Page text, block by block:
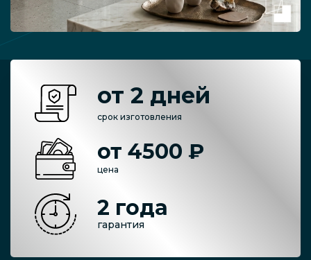
от 2 дней
срок изготовления
от 4500 ₽
цена
2 года
гарантия